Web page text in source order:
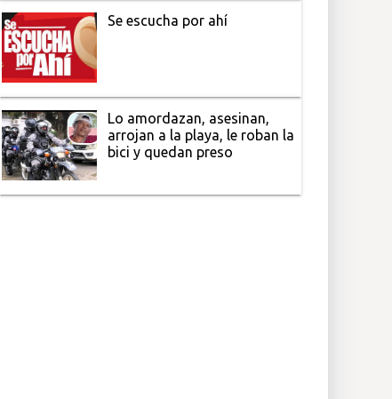
Se escucha por ahí
Lo amordazan, asesinan,
arrojan a la playa, le roban la
bici y quedan preso